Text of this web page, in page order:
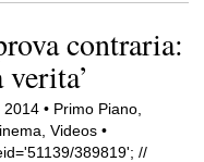
contraria:
• Primo Piano,
Videos •
389819'; //